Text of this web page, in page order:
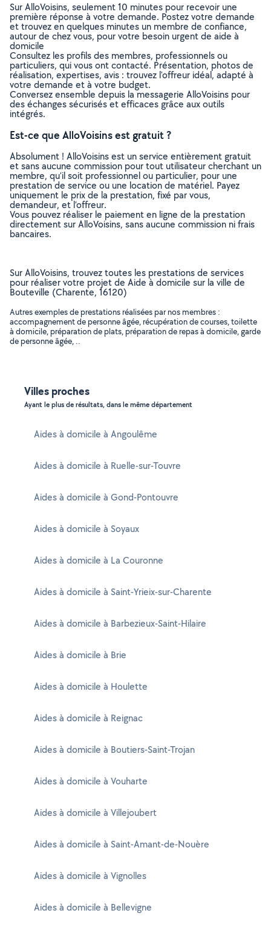
Sur AlloVoisins, seulement 10 minutes pour recevoir une
première réponse à votre demande. Postez votre demande
et trouvez en quelques minutes un membre de confiance,
autour de chez vous, pour votre besoin urgent de aide à
domicile
Consultez les profils des membres, professionnels ou
particuliers, qui vous ont contacté. Présentation, photos de
réalisation, expertises, avis : trouvez l'offreur idéal, adapté à
votre demande et à votre budget.
Conversez ensemble depuis la messagerie AlloVoisins pour
des échanges sécurisés et efficaces grâce aux outils
intégrés.
Est-ce que AlloVoisins est gratuit ?
Absolument ! AlloVoisins est un service entièrement gratuit
et sans aucune commission pour tout utilisateur cherchant un
membre, qu’il soit professionnel ou particulier, pour une
prestation de service ou une location de matériel. Payez
uniquement le prix de la prestation, fixé par vous,
demandeur, et l’offreur.
Vous pouvez réaliser le paiement en ligne de la prestation
directement sur AlloVoisins, sans aucune commission ni frais
bancaires.
Sur AlloVoisins, trouvez toutes les prestations de services
pour réaliser votre projet de Aide à domicile sur la ville de
Bouteville (Charente, 16120)
Autres exemples de prestations réalisées par nos membres :
accompagnement de personne âgée, récupération de courses, toilette
à domicile, préparation de plats, préparation de repas à domicile, garde
de personne âgée, ..
Villes proches
Ayant le plus de résultats, dans le même département
Aides à domicile à Angoulême
Aides à domicile à Ruelle-sur-Touvre
Aides à domicile à Gond-Pontouvre
Aides à domicile à Soyaux
Aides à domicile à La Couronne
Aides à domicile à Saint-Yrieix-sur-Charente
Aides à domicile à Barbezieux-Saint-Hilaire
Aides à domicile à Brie
Aides à domicile à Houlette
Aides à domicile à Reignac
Aides à domicile à Boutiers-Saint-Trojan
Aides à domicile à Vouharte
Aides à domicile à Villejoubert
Aides à domicile à Saint-Amant-de-Nouère
Aides à domicile à Vignolles
Aides à domicile à Bellevigne